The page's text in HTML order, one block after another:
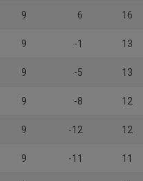
9 6 16
9 -1 13
9 -5 13
9 -8 12
9 -12 12
9 -11 11